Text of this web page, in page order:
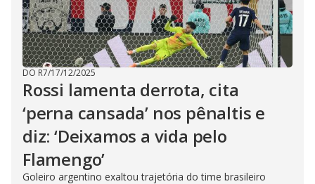
DO R7/17/12/2025
Rossi lamenta derrota, cita
‘perna cansada’ nos pênaltis e
diz: ‘Deixamos a vida pelo
Flamengo’
Goleiro argentino exaltou trajetória do time brasileiro